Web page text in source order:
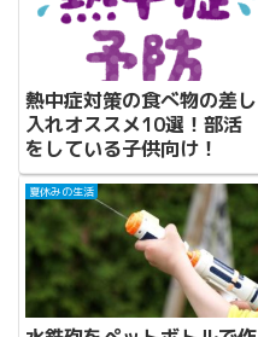
熱中症対策の食べ物の差し
入れオススメ10選！部活
をしている子供向け！
夏休みの生活